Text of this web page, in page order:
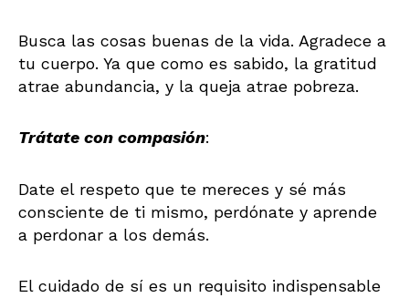
Busca las cosas buenas de la vida. Agradece a
tu cuerpo. Ya que como es sabido, la gratitud
atrae abundancia, y la queja atrae pobreza.
Trátate con compasión:
Date el respeto que te mereces y sé más
consciente de ti mismo, perdónate y aprende
a perdonar a los demás.
El cuidado de sí es un requisito indispensable